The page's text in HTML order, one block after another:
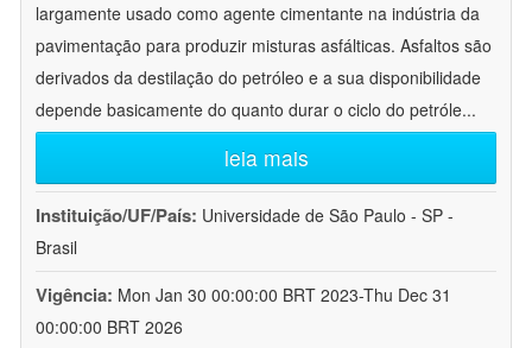
largamente usado como agente cimentante na indústria da
pavimentação para produzir misturas asfálticas. Asfaltos são
derivados da destilação do petróleo e a sua disponibilidade
depende basicamente do quanto durar o ciclo do petróle...
leia mais
Instituição/UF/País: Universidade de São Paulo - SP -
Brasil
Vigência: Mon Jan 30 00:00:00 BRT 2023-Thu Dec 31
00:00:00 BRT 2026